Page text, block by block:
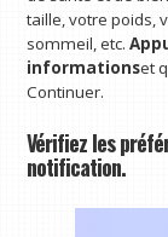
taille, votre poids,
sommeil, etc.
informationset
Continuer.
Vérifiez les
notification.